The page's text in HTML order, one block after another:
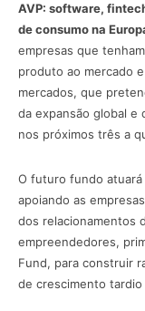
AVP: software,
de consumo na
empresas que
produto ao mercado
mercados, que
da expansão global e
nos próximos três a
O futuro fundo
apoiando as
dos relacionamentos
empreendedores,
Fund, para construir
de crescimento tardio